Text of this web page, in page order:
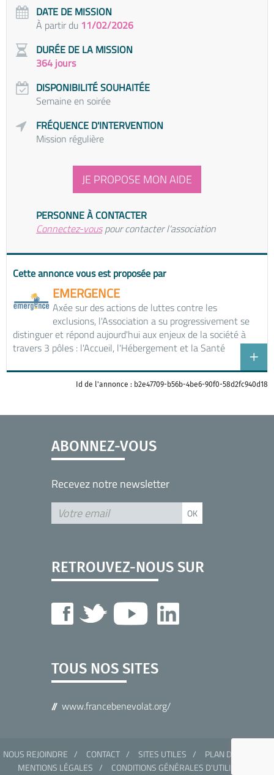
DATE DE MISSION
À partir du 11/02/2026
DURÉE DE LA MISSION
364 jours
DISPONIBILITÉ SOUHAITÉE
Semaine en soirée
FRÉQUENCE D'INTERVENTION
Mission régulière
JE PROPOSE MON AIDE
PERSONNE À CONTACTER
Connectez-vouspour contacter l'association
Cette annonce vous est proposée par
EMERGENCE
Axée sur des actions de luttes contre les
exclusions, l'Association a su progressivement se
distinguer et répond aujourd'hui aux enjeux de la société à
travers 3 pôles : l'Accueil, l'Hébergement et la Santé
Id de l'annonce : b2e47709-b56b-4be6-90f0-58d2fc940d18
ABONNEZ-VOUS
Recevez notre newsletter
RETROUVEZ-NOUS SUR
TOUS NOS SITES
www.francebenevolat.org/
NOUS REJOINDRE CONTACT SITES UTILES
PLAN DU SITE
MENTIONS LÉGALES
CONDITIONS GÉNÉRALES D'UTILISATION